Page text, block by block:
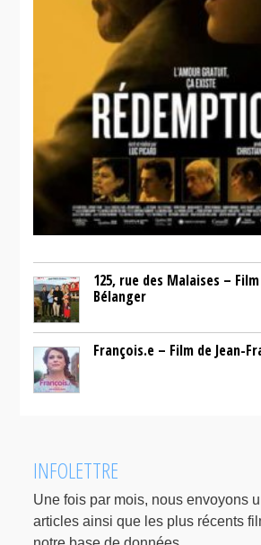
125, rue des Malaises –
Bélanger
François.e – Film de Jean-
INFOLETTRE
Une fois par mois, nous envoyons
articles ainsi que les plus récents